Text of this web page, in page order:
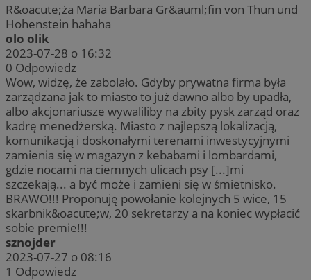
R&oacute;ża Maria Barbara Gr&auml;fin von Thun und
Hohenstein hahaha
olo olik
2023-07-28 o 16:32
0 Odpowiedz
Wow, widzę, że zabolało. Gdyby prywatna firma była
zarządzana jak to miasto to już dawno albo by upadła,
albo akcjonariusze wywaliliby na zbity pysk zarząd oraz
kadrę menedżerską. Miasto z najlepszą lokalizacją,
komunikacją i doskonałymi terenami inwestycyjnymi
zamienia się w magazyn z kebabami i lombardami,
gdzie nocami na ciemnych ulicach psy [...]mi
szczekają... a być może i zamieni się w śmietnisko.
BRAWO!!! Proponuję powołanie kolejnych 5 wice, 15
skarbnik&oacute;w, 20 sekretarzy a na koniec wypłacić
sobie premie!!!
sznojder
2023-07-27 o 08:16
1 Odpowiedz